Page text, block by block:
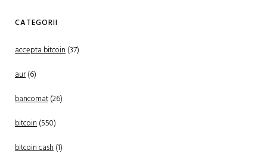
CATEGORII
accepta bitcoin(37)
aur(6)
bancomat(26)
bitcoin(550)
bitcoin cash(1)